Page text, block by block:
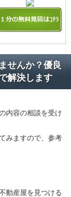
せんか？優良
解決します
内容の相談を受け
みますので、参考
動産屋を見つける